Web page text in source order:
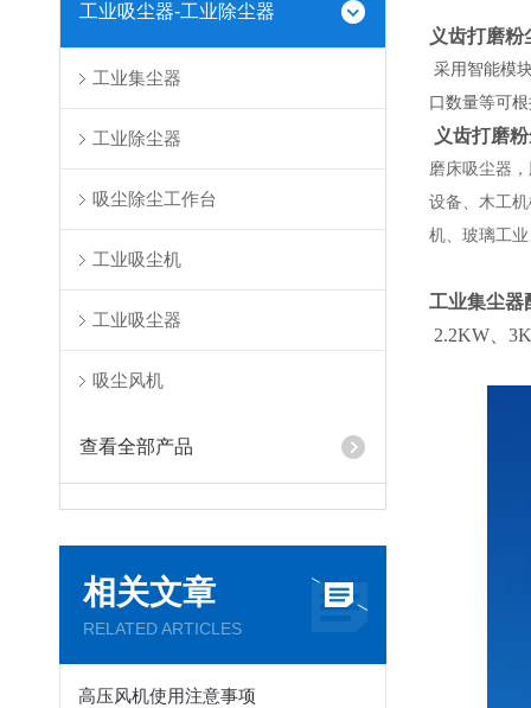
工业吸尘器-工业除尘器
工业集尘器
工业除尘器
吸尘除尘工作台
工业吸尘机
工业吸尘器
吸尘风机
查看全部产品
相关文章
RELATED ARTICLES
高压风机使用注意事项
义齿打磨粉
采用智能模
口数量等可
义齿打磨
磨床吸尘器
设备、木工
机、玻璃工
工业集尘器
2.2KW、